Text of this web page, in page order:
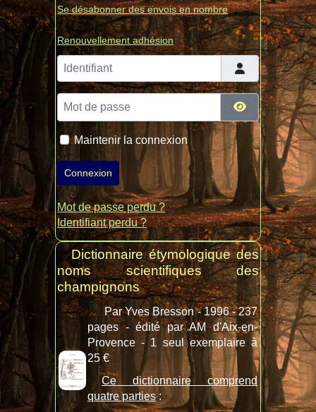
Se désabonner des envois en nombre
Renouvellement adhésion
Identifiant
Mot de passe
Afficher le
Maintenir la connexion
Connexion
Mot de passe perdu ?
Identifiant perdu ?
Dictionnaire étymologique des
noms scientifiques des
champignons
Par Yves Bresson - 1996 - 237
pages - édité par AM d'Aix-en-
Provence - 1 seul exemplaire à
25 €
Ce dictionnaire comprend
quatre parties: